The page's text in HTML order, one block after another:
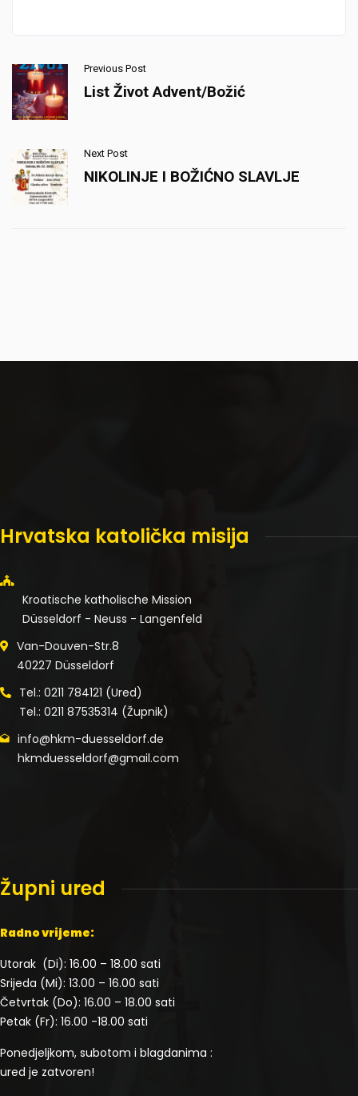
Previous Post
List Život Advent/Božić
Next Post
NIKOLINJE I BOŽIĆNO SLAVLJE
Hrvatska katolička misija
Kroatische katholische Mission
Düsseldorf - Neuss - Langenfeld
Van-Douven-Str.8
40227 Düsseldorf
Tel.: 0211 784121 (Ured)
Tel.: 0211 87535314 (Župnik)
info@hkm-duesseldorf.de
hkmduesseldorf@gmail.com
Župni ured
Radno vrijeme:
Utorak (Di): 16.00 – 18.00 sati
Srijeda (Mi): 13.00 – 16.00 sati
Četvrtak (Do): 16.00 – 18.00 sati
Petak (Fr): 16.00 -18.00 sati
Ponedjeljkom, subotom i blagdanima :
ured je zatvoren!